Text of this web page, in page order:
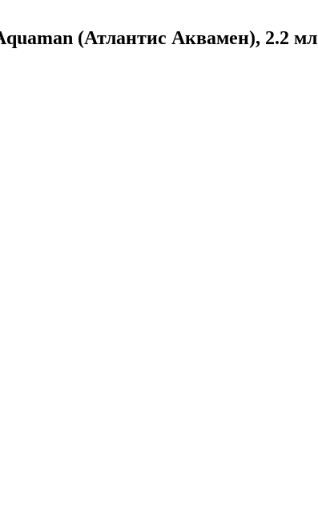
(Атлантис Аквамен), 2.2 мл